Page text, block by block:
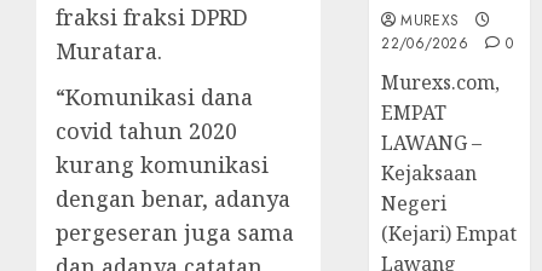
fraksi fraksi DPRD
Muratara.
“Komunikasi dana
covid tahun 2020
kurang komunikasi
dengan benar, adanya
pergeseran juga sama
MUREXS
22/06/2026
0
‎Murexs.com,
EMPAT
LAWANG –
Kejaksaan
Negeri
(Kejari) Empat
Lawang